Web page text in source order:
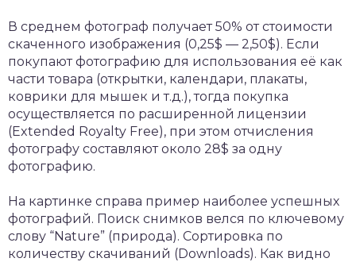
В среднем фотограф получает 50% от стоимости
скаченного изображения (0,25$ — 2,50$). Если
покупают фотографию для использования её как
части товара (открытки, календари, плакаты,
коврики для мышек и т.д.), тогда покупка
осуществляется по расширенной лицензии
(Extended Royalty Free), при этом отчисления
фотографу составляют около 28$ за одну
фотографию.
На картинке справа пример наиболее успешных
фотографий. Поиск снимков велся по ключевому
слову “Nature” (природа). Сортировка по
количеству скачиваний (Downloads). Как видно